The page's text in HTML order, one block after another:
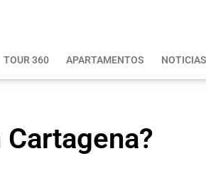
TOUR 360 APARTAMENTOS NOTICIAS